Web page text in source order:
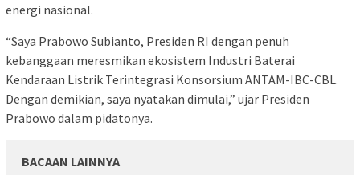
energi nasional.
“Saya Prabowo Subianto, Presiden RI dengan penuh
kebanggaan meresmikan ekosistem Industri Baterai
Kendaraan Listrik Terintegrasi Konsorsium ANTAM-IBC-CBL.
Dengan demikian, saya nyatakan dimulai,” ujar Presiden
Prabowo dalam pidatonya.
BACAAN LAINNYA